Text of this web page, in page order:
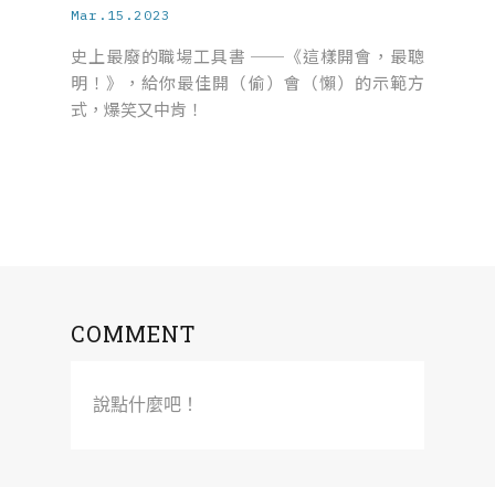
Mar.15.2023
史上最廢的職場工具書 ──《這樣開會，最聰
明！》，給你最佳開（偷）會（懶）的示範方
式，爆笑又中肯！
COMMENT
說點什麼吧！